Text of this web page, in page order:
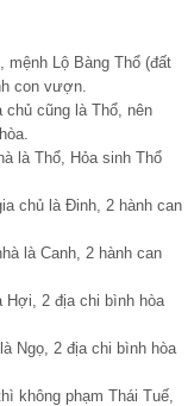
mệnh Lộ Bàng Thổ (đất
con vượn.
chủ cũng là Thổ, nên
là Thổ, Hỏa sinh Thổ
chủ là Đinh, 2 hành can
là Canh, 2 hành can
Hợi, 2 địa chi bình hòa
Ngọ, 2 địa chi bình hòa
không phạm Thái Tuế,